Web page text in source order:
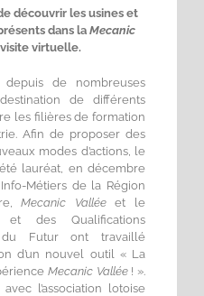
découvrir les usines et
dans la Mecanic
virtuelle.
de nombreuses
de différents
les filières de formation
Afin de proposer des
modes d’actions, le
lauréat, en décembre
Métiers de la Région
Mecanic Valléeet le
des Qualifications
du Futur ont travaillé
d’un nouvel outil « La
Mecanic Vallée! ».
l’association lotoise